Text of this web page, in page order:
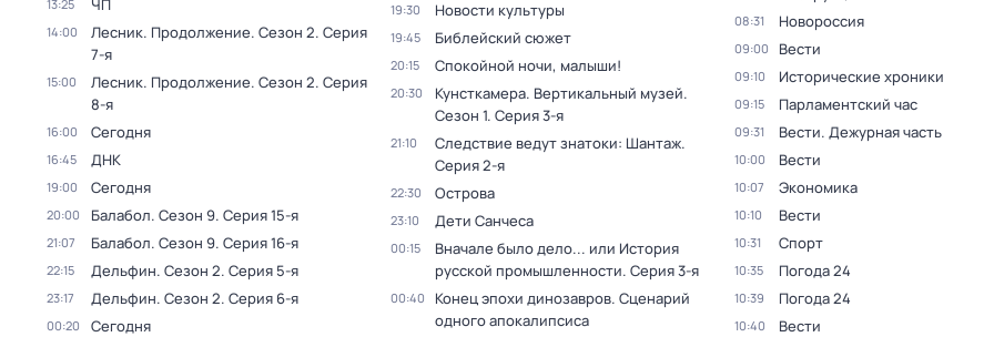
13:25 ЧП
14:00 Лесник. Продолжение. Сезон 2. Серия
7-я
15:00 Лесник. Продолжение. Сезон 2. Серия
8-я
16:00 Сегодня
16:45 ДНК
19:00 Сегодня
20:00 Балабол. Сезон 9. Серия 15-я
21:07 Балабол. Сезон 9. Серия 16-я
22:15 Дельфин. Сезон 2. Серия 5-я
23:17 Дельфин. Сезон 2. Серия 6-я
00:20 Сегодня
19:30 Новости культуры
19:45 Библейский сюжет
20:15 Спокойной ночи, малыши!
20:30 Кунсткамера. Вертикальный музей.
Сезон 1. Серия 3-я
21:10 Следствие ведут знатоки: Шантаж.
Серия 2-я
22:30 Острова
23:10 Дети Санчеса
00:15
Вначале было дело... или История
русской промышленности. Серия 3-я
00:40
Конец эпохи динозавров. Сценарий
одного апокалипсиса
08:31 Новороссия
09:00 Вести
09:10 Исторические хроники
09:15 Парламентский час
09:31 Вести. Дежурная часть
10:00 Вести
10:07 Экономика
10:10 Вести
10:31 Спорт
10:35 Погода 24
10:39 Погода 24
10:40 Вести